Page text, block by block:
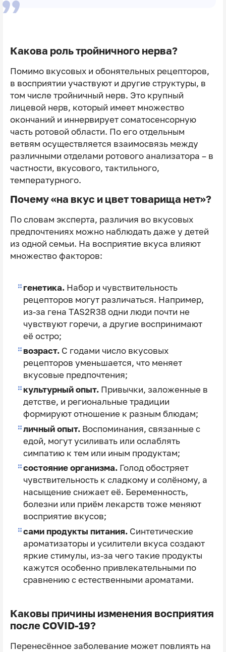
Какова роль тройничного нерва?
Помимо вкусовых и обонятельных рецепторов,
в восприятии участвуют и другие структуры, в
том числе тройничный нерв. Это крупный
лицевой нерв, который имеет множество
окончаний и иннервирует соматосенсорную
часть ротовой области. По его отдельным
ветвям осуществляется взаимосвязь между
различными отделами ротового анализатора – в
частности, вкусового, тактильного,
температурного.
Почему «на вкус и цвет товарища нет»?
По словам эксперта, различия во вкусовых
предпочтениях можно наблюдать даже у детей
из одной семьи. На восприятие вкуса влияют
множество факторов:
генетика.Набор и чувствительность
рецепторов могут различаться. Например,
из-за гена TAS2R38 одни люди почти не
чувствуют горечи, а другие воспринимают
её остро;
возраст.С годами число вкусовых
рецепторов уменьшается, что меняет
вкусовые предпочтения;
культурный опыт.Привычки, заложенные в
детстве, и региональные традиции
формируют отношение к разным блюдам;
личный опыт.Воспоминания, связанные с
едой, могут усиливать или ослаблять
симпатию к тем или иным продуктам;
состояние организма.Голод обостряет
чувствительность к сладкому и солёному, а
насыщение снижает её. Беременность,
болезни или приём лекарств тоже меняют
восприятие вкусов;
сами продукты питания.Синтетические
ароматизаторы и усилители вкуса создают
яркие стимулы, из-за чего такие продукты
кажутся особенно привлекательными по
сравнению с естественными ароматами.
Каковы причины изменения восприятия
после COVID‑19?
Перенесённое заболевание может повлиять на